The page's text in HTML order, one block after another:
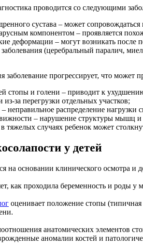
проводится со следующими
сустава – может
компонентом – проявляется
деформации – могут возникать после
(церебральный паралич,
заболевание прогрессирует, что может
стопы и голени – приводит к
из-за перегрузки отдельных участков;
– неправильное распределение
– нарушение структуры мышц и
тяжелых случаях ребенок может
у детей
на основании клинического осмотра и
как проходила беременность и роды у
оценивает положение стопы
анатомических элементов
аномалии костей и